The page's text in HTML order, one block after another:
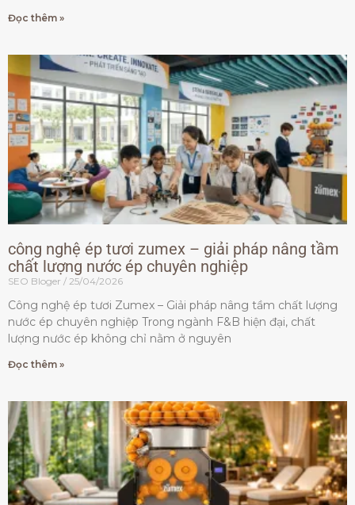
Đọc thêm »
công nghệ ép tươi zumex – giải pháp nâng tầm
chất lượng nước ép chuyên nghiệp
SEO Bloger 25/04/2026
Công nghệ ép tươi Zumex – Giải pháp nâng tầm chất lượng
nước ép chuyên nghiệp Trong ngành F&B hiện đại, chất
lượng nước ép không chỉ nằm ở nguyên
Đọc thêm »